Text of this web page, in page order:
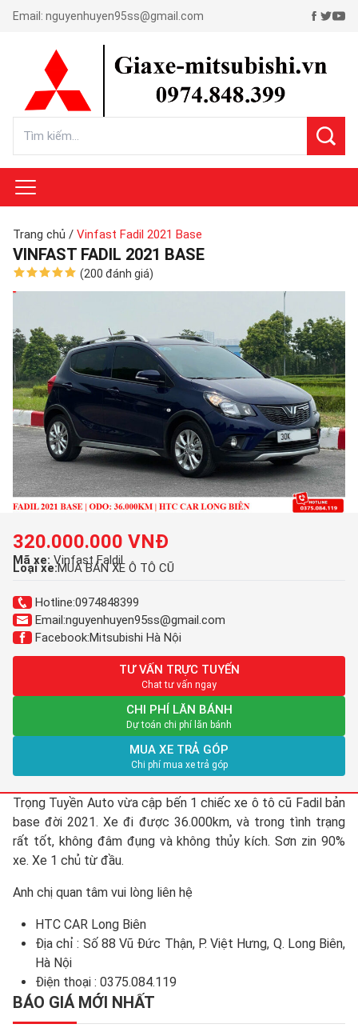
Email: nguyenhuyen95ss@gmail.com
Trang chủ / Vinfast Fadil 2021 Base
VINFAST FADIL 2021 BASE
(200 đánh giá)
320.000.000 VNĐ
Mã xe: Vinfast Faldil
Loại xe:MUA BÁN XE Ô TÔ CŨ
Hotline:0974848399
Email:nguyenhuyen95ss@gmail.com
Facebook:Mitsubishi Hà Nội
TƯ VẤN TRỰC TUYẾN
Chat tư vấn ngay
CHI PHÍ LĂN BÁNH
Dự toán chi phí lăn bánh
MUA XE TRẢ GÓP
Chi phí mua xe trả góp
Trọng Tuyền Auto vừa cập bến 1 chiếc xe ô tô cũ Fadil bản
base đời 2021. Xe đi được 36.000km, và trong tình trạng
rất tốt, không đâm đụng và không thủy kích. Sơn zin 90%
xe. Xe 1 chủ từ đầu.
Anh chị quan tâm vui lòng liên hệ
HTC CAR Long Biên
Địa chỉ : Số 88 Vũ Đức Thận, P. Việt Hưng, Q. Long Biên,
Hà Nội
Điện thoại : 0375.084.119
BÁO GIÁ MỚI NHẤT